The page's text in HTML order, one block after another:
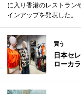
に入り香港のレストラン
インアップを発表した。
買う
日本セ
ローカ